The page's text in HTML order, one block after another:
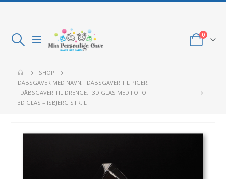
0
SHOP
DÅBSGAVER MED NAVN, DÅBSGAVER TIL PIGER,
DÅBSGAVER TIL DRENGE, 3D GLAS MED FOTO
3D GLAS – ISBJERG STR. L